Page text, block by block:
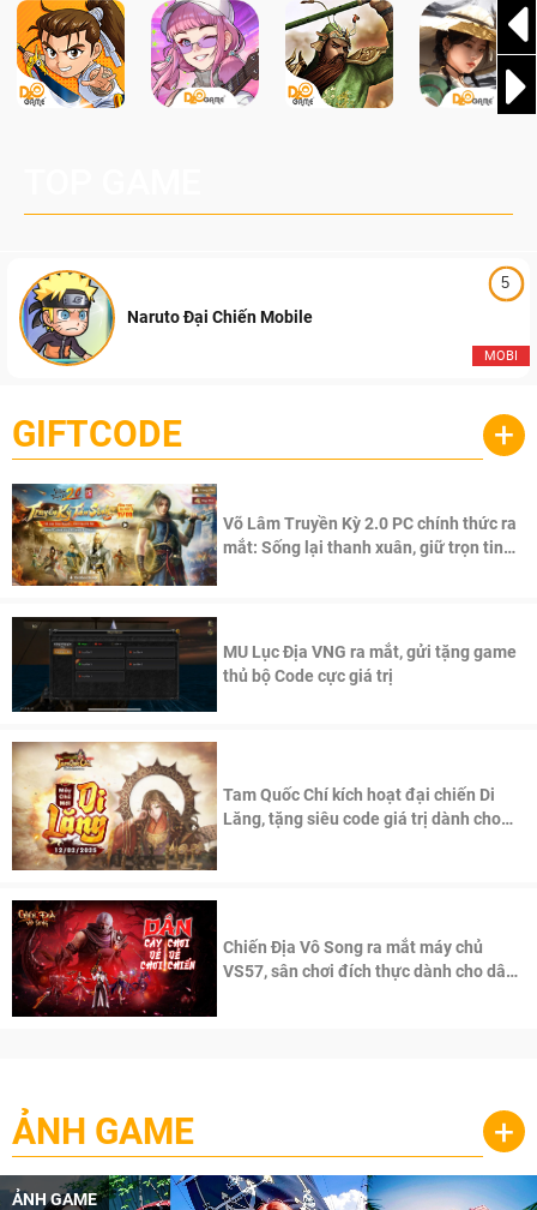
5
MOBI
Naruto Đại Chiến Mobile
GIFTCODE +
Võ Lâm Truyền Kỳ 2.0 PC chính thức ra
mắt: Sống lại thanh xuân, giữ trọn tinh
MU Lục Địa VNG ra mắt, gửi tặng game
thủ bộ Code cực giá trị
Tam Quốc Chí kích hoạt đại chiến Di
Lăng, tặng siêu code giá trị dành cho
Chiến Địa Vô Song ra mắt máy chủ
VS57, sân chơi đích thực dành cho dân
ẢNH GAME +
ẢNH GAME